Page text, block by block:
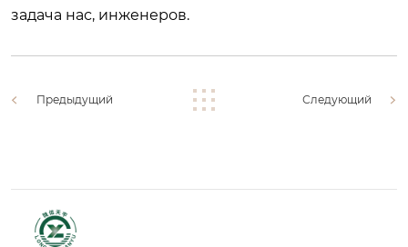
задача нас, инженеров.
Предыдущий Следующий